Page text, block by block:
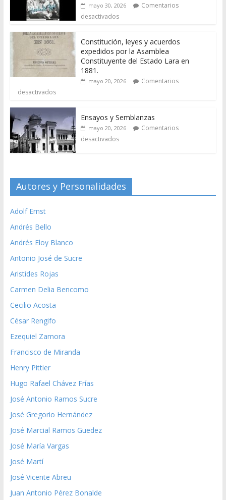
mayo 30, 2026
Comentarios
desactivados
Constitución, leyes y acuerdos
expedidos por la Asamblea
Constituyente del Estado Lara en
1881.
mayo 20, 2026
Comentarios
desactivados
Ensayos y Semblanzas
mayo 20, 2026
Comentarios
desactivados
Autores y Personalidades
Adolf Ernst
Andrés Bello
Andrés Eloy Blanco
Antonio José de Sucre
Aristides Rojas
Carmen Delia Bencomo
Cecilio Acosta
César Rengifo
Ezequiel Zamora
Francisco de Miranda
Henry Pittier
Hugo Rafael Chávez Frías
José Antonio Ramos Sucre
José Gregorio Hernández
José Marcial Ramos Guedez
José María Vargas
José Martí
José Vicente Abreu
Juan Antonio Pérez Bonalde